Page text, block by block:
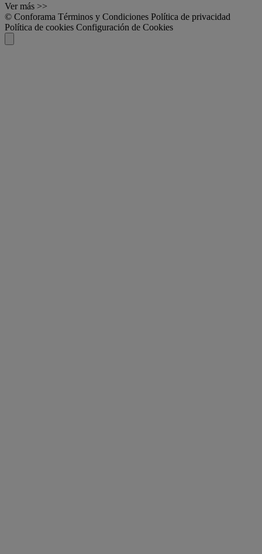
Ver más >>
© Conforama Términos y Condiciones Política de privacidad
Política de cookies Configuración de Cookies